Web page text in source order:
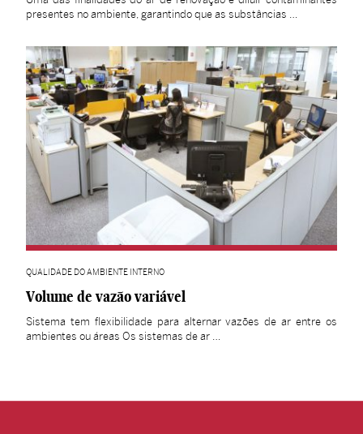
presentes no ambiente, garantindo que as substâncias …
QUALIDADE DO AMBIENTE INTERNO
Volume de vazão variável
Sistema tem flexibilidade para alternar vazões de ar entre os
ambientes ou áreas Os sistemas de ar …